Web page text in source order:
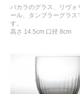
バカラのグラス、リヴォ
ール、タンブラーグラス
す。
高さ 14.5cm 口径 8cm